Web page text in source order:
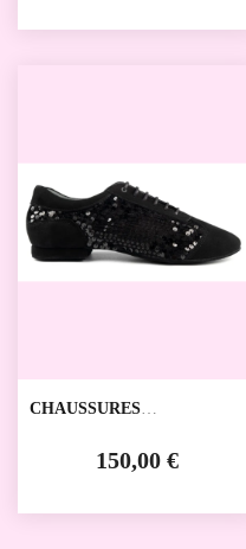
CHAUSSURES
NOIRÉ TRAINER
PORTDANCE150,00 €